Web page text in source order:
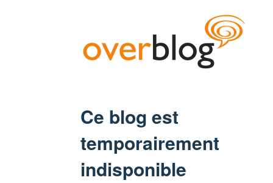
Ce blog est
temporairement
indisponible